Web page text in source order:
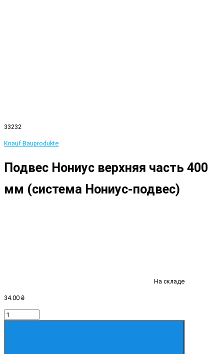
33232
Knauf Bauprodukte
Подвес Нониус верхняя часть 400
мм (система Нониус-подвес)
На складе
34.00 ₴